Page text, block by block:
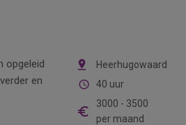
Heerhugowaard
40 uur
3000 - 3500
per maand
opgeleid
en